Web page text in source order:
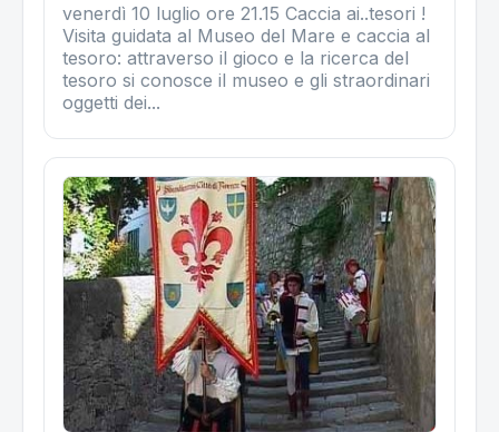
venerdì 10 luglio ore 21.15 Caccia ai..tesori !
Visita guidata al Museo del Mare e caccia al
tesoro: attraverso il gioco e la ricerca del
tesoro si conosce il museo e gli straordinari
oggetti dei...